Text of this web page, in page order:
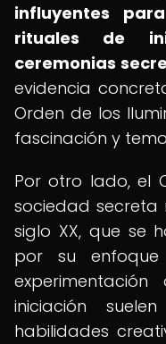
influyentes
rituales de
ceremonias
evidencia
Orden de los
fascinación y
Por otro lado, el
sociedad secreta
siglo XX, que se
por su
iniciación
habilidades